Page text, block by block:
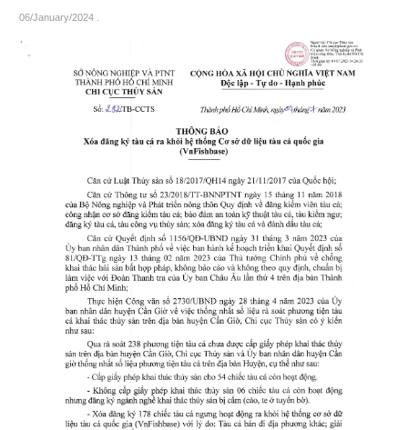
06/January/2024